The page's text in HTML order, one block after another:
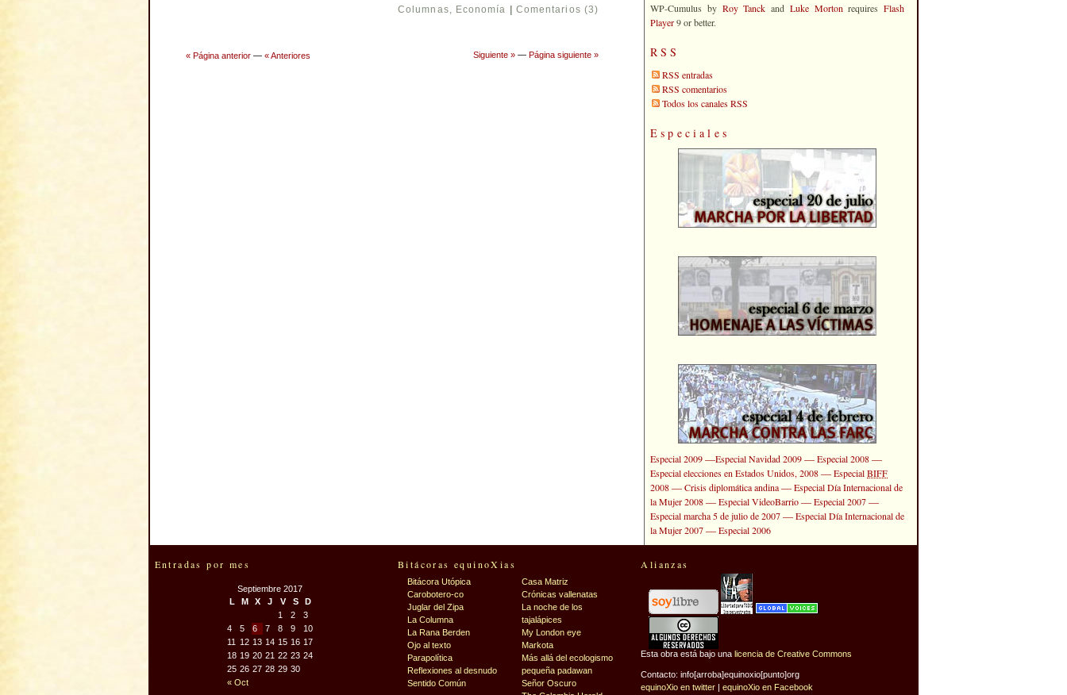
Columnas, Economía Comentarios (3)
« Página anterior — « Anteriores Siguiente » — Página siguiente »
WP-Cumulus by Roy Tanck and Luke Morton requires Flash
Player9 or better.
RSS
RSS entradas
RSS comentarios
Todos los canales RSS
Especiales
Especial 2009—Especial Navidad 2009—Especial 2008—
Especial elecciones en Estados Unidos, 2008—EspecialBIFF
2008—Crisis diplomática andina—Especial Día Internacional de
la Mujer 2008—Especial VideoBarrio—Especial 2007—
Especial marcha 5 de julio de 2007—Especial Día Internacional de
la Mujer 2007—Especial 2006
Entradas por mes
Septiembre 2017
L
M X J V S D
« Oct
1 2
3
4
5 6 7 8 9
10
11
12 13 14 15 16 17
18 19 20 21 22 23 24
25 26 27 28 29 30
Bitácoras equinoXias
Bitácora Utópica
Carobotero-co
Juglar del Zipa
La Columna
La Rana Berden
Ojo al texto
Parapolítica
Reflexiones al desnudo
Sentido Común
Casa Matriz
Crónicas vallenatas
La noche de los
tajalápices
My London eye
Markota
Más allá del ecologismo
pequeña padawan
Señor Oscuro
Alianzas
Esta obra está bajo una licencia de Creative Commons
Contacto: info[arroba]equinoxio[punto]org
equinoXio en twitter |equinoXio en Facebook